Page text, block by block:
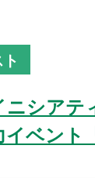
シアテ
ベント